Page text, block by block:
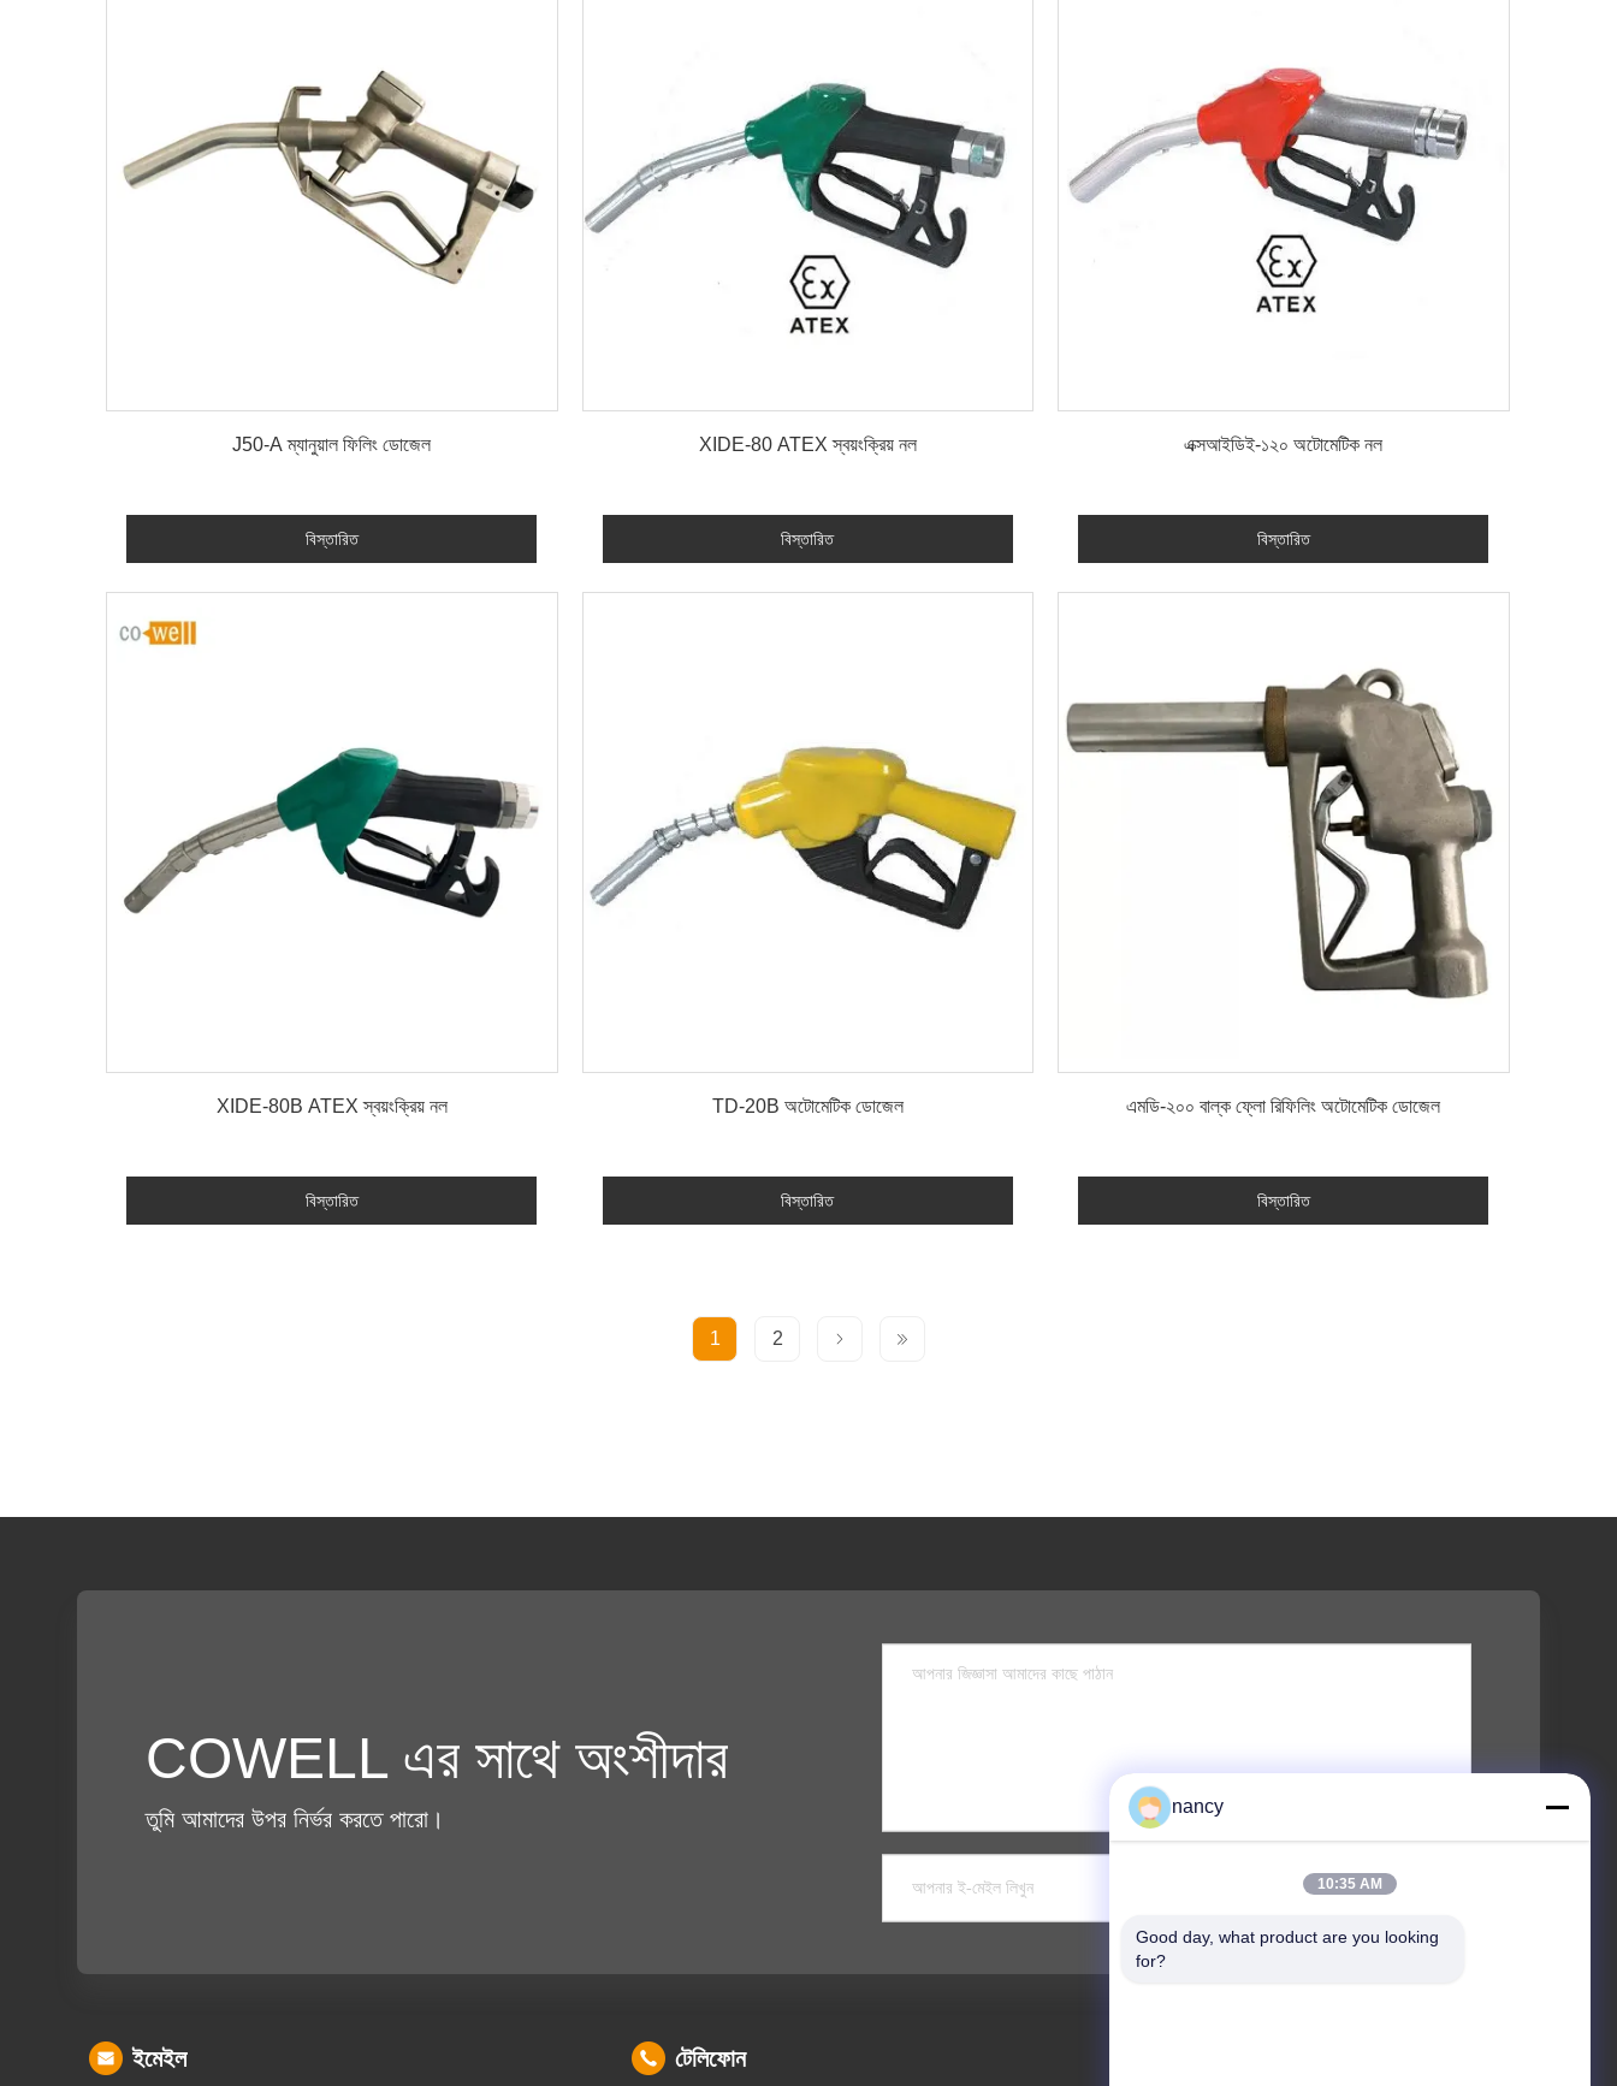
J50-A ম্যানুয়াল ফিলিং ডোজেল
বিস্তারিত
XIDE-80 ATEX স্বয়ংক্রিয় নল
বিস্তারিত
এক্সআইডিই-১২০ অটোমেটিক নল
বিস্তারিত
XIDE-80B ATEX স্বয়ংক্রিয় নল
বিস্তারিত
TD-20B অটোমেটিক ডোজেল
বিস্তারিত
এমডি-২০০ বাল্ক ফ্লো রিফিলিং অটোমেটিক ডোজেল
বিস্তারিত
1 2
COWELL এর সাথে অংশীদার
তুমি আমাদের উপর নির্ভর করতে পারো।
পাঠান
ইমেইল টেলিফোন
nancy
10:35 AM
Good day, what product are you looking
for?